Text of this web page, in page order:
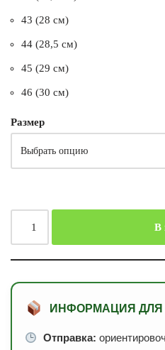
43 (28 см)
44 (28,5 см)
45 (29 см)
46 (30 см)
Размер
В
ИНФОРМАЦИЯ ДЛЯ
Отправка: